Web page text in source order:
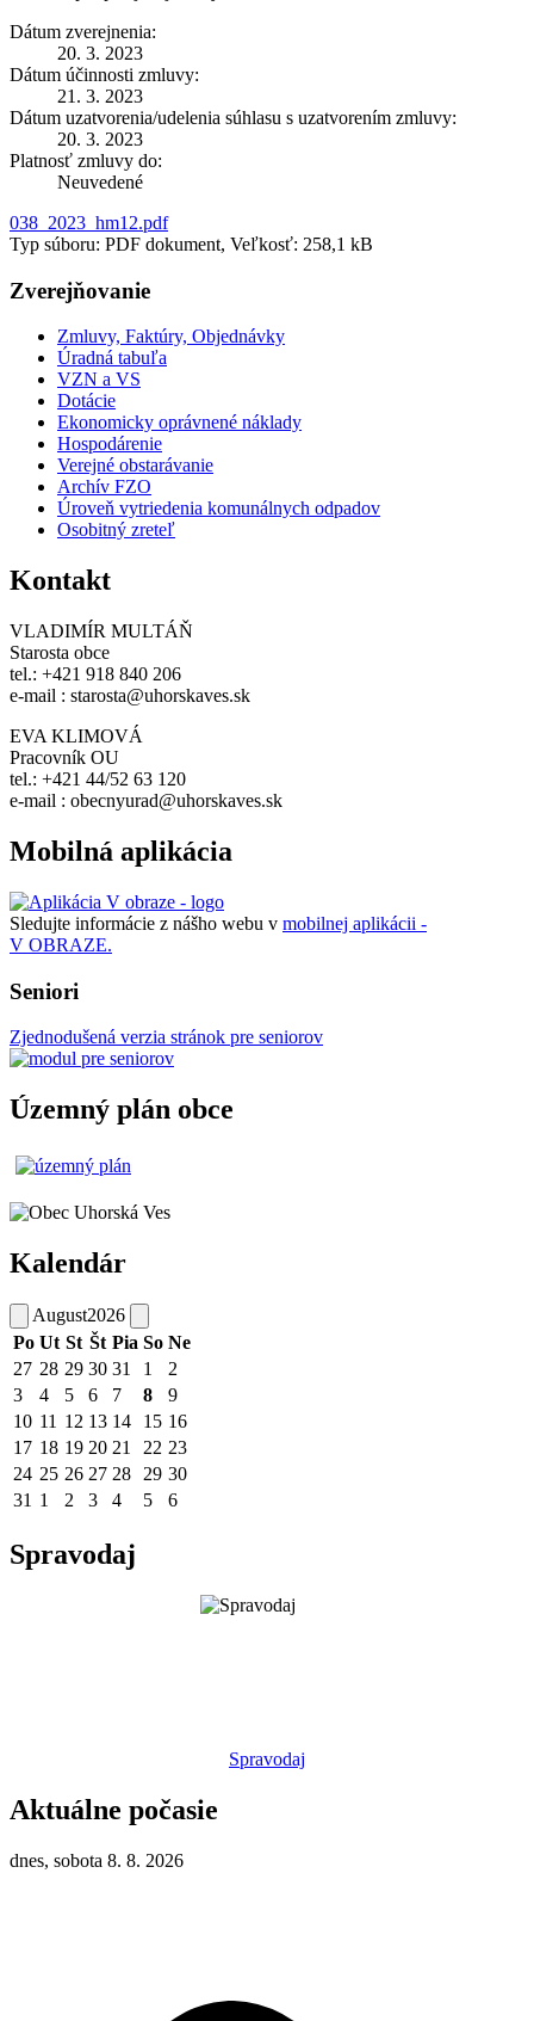
Dátum zverejnenia:
20. 3. 2023
Dátum účinnosti zmluvy:
21. 3. 2023
Dátum uzatvorenia/udelenia súhlasu s uzatvorením zmluvy:
20. 3. 2023
Platnosť zmluvy do:
Neuvedené
038_2023_hm12.pdf
Typ súboru: PDF dokument, Veľkosť: 258,1 kB
Zverejňovanie
Zmluvy, Faktúry, Objednávky
Úradná tabuľa
VZN a VS
Dotácie
Ekonomicky oprávnené náklady
Hospodárenie
Verejné obstarávanie
Archív FZO
Úroveň vytriedenia komunálnych odpadov
Osobitný zreteľ
Kontakt
VLADIMÍR MULTÁŇ
Starosta obce
tel.: +421 918 840 206
e-mail : starosta@uhorskaves.sk
EVA KLIMOVÁ
Pracovník OU
tel.: +421 44/52 63 120
e-mail : obecnyurad@uhorskaves.sk
Mobilná aplikácia
Sledujte informácie z nášho webu v mobilnej aplikácii -
V OBRAZE.
Seniori
Zjednodušená verzia stránok pre seniorov
Územný plán obce
Kalendár
August2026
Po Ut St Št Pia So Ne
27 28 29 30 31 1
2
3
4 5 6 7 8
9
10 11 12 13 14 15 16
17 18 19 20 21 22 23
24 25 26 27 28 29 30
31 1 2 3 4 5 6
Spravodaj
Spravodaj
Aktuálne počasie
dnes, sobota 8. 8. 2026